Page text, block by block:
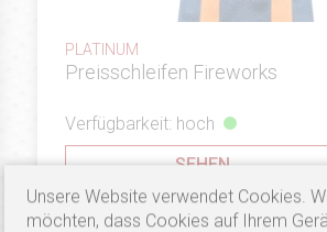
PLATINUM
Preisschleifen Fireworks
Verfügbarkeit: hoch
SEHEN
Unsere Website verwendet Cookies.
möchten, dass Cookies auf Ihrem